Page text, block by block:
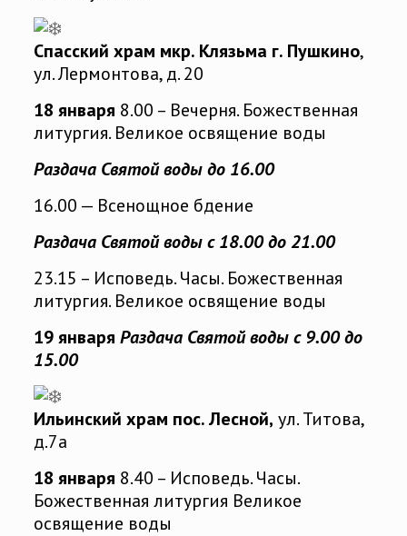
Спасский храм мкр. Клязьма г. Пушкино,
ул. Лермонтова, д. 20
18 января 8.00 – Вечерня. Божественная
литургия. Великое освящение воды
Раздача Святой воды до 16.00
16.00 — Всенощное бдение
Раздача Святой воды с 18.00 до 21.00
23.15 – Исповедь. Часы. Божественная
литургия. Великое освящение воды
19 января Раздача Святой воды с 9.00 до
15.00
Ильинский храм пос. Лесной, ул. Титова,
д.7а
18 января 8.40 – Исповедь. Часы.
Божественная литургия Великое
освящение воды